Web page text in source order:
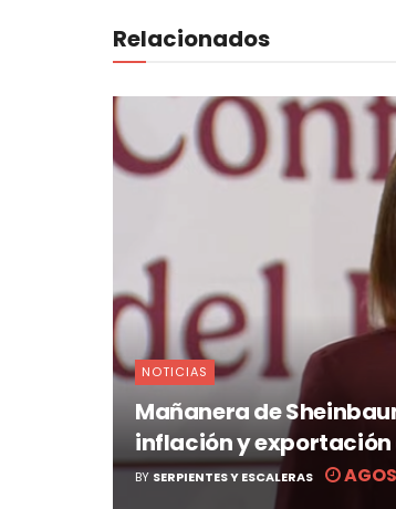
Relacionados
NOTICIAS
Mañanera de
inflación y
BY SERPIENTES Y ESCALERAS